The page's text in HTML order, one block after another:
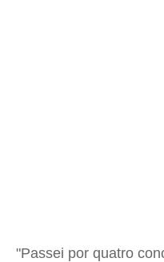
"Passei por quatro